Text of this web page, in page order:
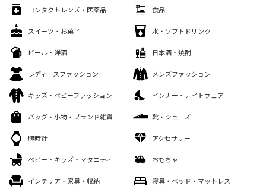
コンタクトレンズ・医薬品 食品
スイーツ・お菓子 水・ソフトドリンク
ビール・洋酒 日本酒・焼酎
レディースファッション メンズファッション
キッズ・ベビーファッション インナー・ナイトウェア
バッグ・小物・ブランド雑貨 靴・シューズ
腕時計 アクセサリー
ベビー・キッズ・マタニティ おもちゃ
インテリア・家具・収納 寝具・ベッド・マットレス